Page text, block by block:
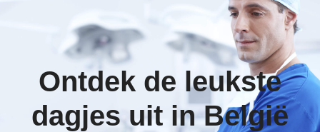
Ontdek de leukste
dagjes uit in België